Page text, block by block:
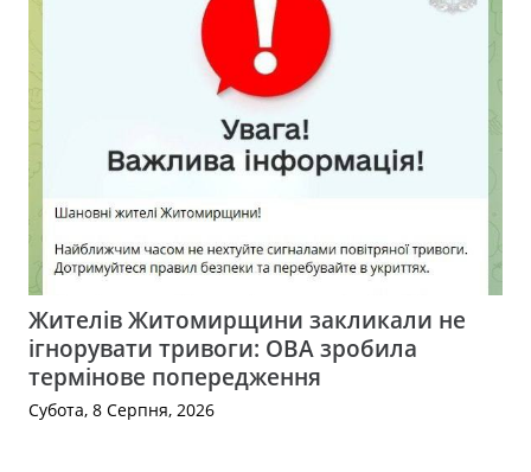
Жителів Житомирщини закликали не
ігнорувати тривоги: ОВА зробила
термінове попередження
Субота, 8 Серпня, 2026